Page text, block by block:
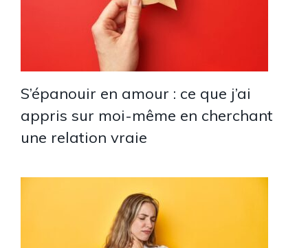
S’épanouir en amour : ce que j’ai
appris sur moi-même en cherchant
une relation vraie